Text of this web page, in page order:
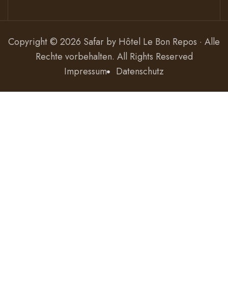
Copyright © 2026 Safar by Hôtel Le Bon Repos · Alle
Rechte vorbehalten. All Rights Reserved
Impressum
Datenschutz